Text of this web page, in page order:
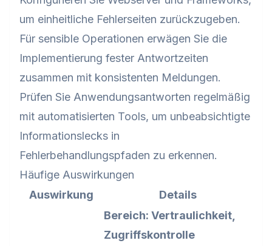
um einheitliche Fehlerseiten zurückzugeben.
Für sensible Operationen erwägen Sie die
Implementierung fester Antwortzeiten
zusammen mit konsistenten Meldungen.
Prüfen Sie Anwendungsantworten regelmäßig
mit automatisierten Tools, um unbeabsichtigte
Informationslecks in
Fehlerbehandlungspfaden zu erkennen.
Häufige Auswirkungen
Auswirkung
Details
Bereich: Vertraulichkeit,
Zugriffskontrolle